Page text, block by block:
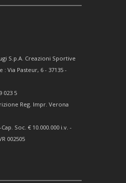
S.p.A. Creazioni Sportive
Via Pasteur, 6 - 37135 -
023 5
Reg. Impr. Verona
Soc. € 10.000.000 i.v. -
002505